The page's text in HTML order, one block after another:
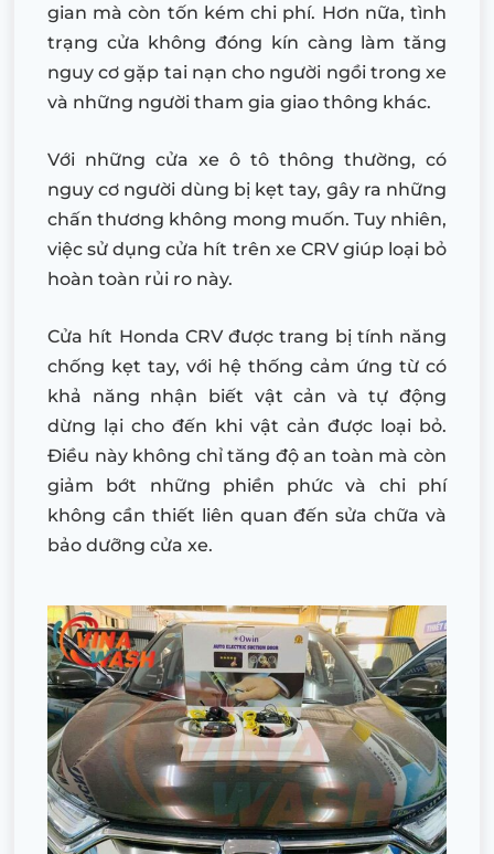
gian mà còn tốn kém chi phí. Hơn nữa, tình
trạng cửa không đóng kín càng làm tăng
nguy cơ gặp tai nạn cho người ngồi trong xe
và những người tham gia giao thông khác.
Với những cửa xe ô tô thông thường, có
nguy cơ người dùng bị kẹt tay, gây ra những
chấn thương không mong muốn. Tuy nhiên,
việc sử dụng cửa hít trên xe CRV giúp loại bỏ
hoàn toàn rủi ro này.
Cửa hít Honda CRV được trang bị tính năng
chống kẹt tay, với hệ thống cảm ứng từ có
khả năng nhận biết vật cản và tự động
dừng lại cho đến khi vật cản được loại bỏ.
Điều này không chỉ tăng độ an toàn mà còn
giảm bớt những phiền phức và chi phí
không cần thiết liên quan đến sửa chữa và
bảo dưỡng cửa xe.